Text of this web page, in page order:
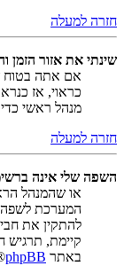
חזרה למעלה
שינתי את אזור הזמן
אם אתה בטוח
כראוי, אז
מנהל ראשי
חזרה למעלה
השפה שלי אינה
או שהמנהל
המערכת לשפה
להתקין את
קיימת, תרגיש
באתר phpBB